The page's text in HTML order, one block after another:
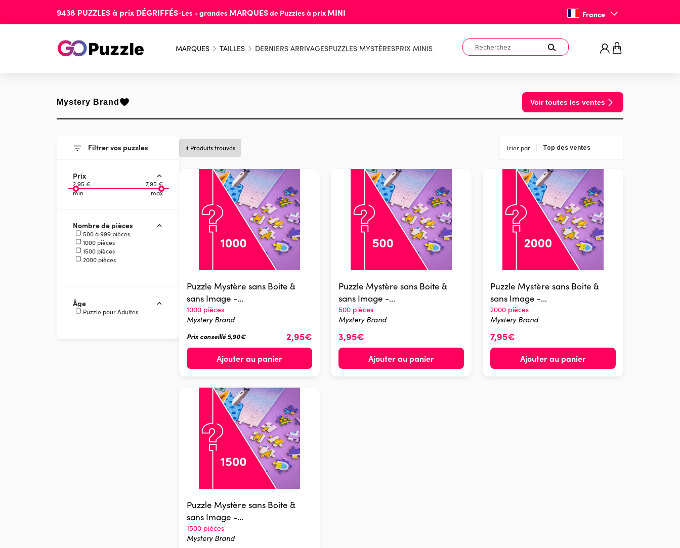
9438 PUZZLESà prix DÉGRIFFÉS-Les + grandes MARQUESde Puzzles à prix MINI France
MARQUES TAILLES DERNIERS ARRIVAGESPUZZLES MYSTÈRESPRIX MINIS
Mystery Brand Voir toutes les ventes
4 Produits trouvés Trier par
Puzzle Mystère sans Boite &
sans Image -...
1000 pièces
Mystery Brand
Prix conseillé 5,90€ 2,95€
Ajouter au panier
Puzzle Mystère sans Boite &
sans Image -...
500 pièces
Mystery Brand
3,95€
Ajouter au panier
Puzzle Mystère sans Boite &
sans Image -...
2000 pièces
Mystery Brand
7,95€
Ajouter au panier
Puzzle Mystère sans Boite &
sans Image -...
1500 pièces
Mystery Brand
Filtrer vos puzzles
Prix
2,95 €
7,95 €
min
max
Nombre de pièces
500 à 999 pièces
1000 pièces
1500 pièces
2000 pièces
Âge
Puzzle pour Adultes